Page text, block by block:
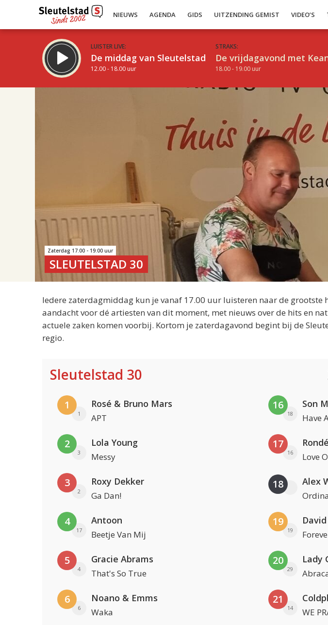
NIEUWS AGENDA GIDS UITZENDING GEMIST VIDEO’S
LUISTER LIVE:
De middag van Sleutelstad
12.00 - 18.00 uur
STRAKS:
De vrijdagavond met
18.00 - 19.00 uur
Zaterdag 17.00 - 19.00 uur
SLEUTELSTAD 30
Iedere zaterdagmiddag kun je vanaf 17.00 uur luisteren naar de grootste
aandacht voor dé artiesten van dit moment, met nieuws over de hits en
actuele zaken komen voorbij. Kortom je zaterdagavond begint bij de
regio.
Sleutelstad 30
1
1
Rosé & Bruno Mars
APT
2
3
Lola Young
Messy
3
2
Roxy Dekker
Ga Dan!
4
17
Antoon
Beetje Van Mij
5
4
Gracie Abrams
That's So True
6
6
Noano & Emms
Waka
16
18
Son
Have
17
16
Rondé
Love
18 Alex
19
19
20
29
Lady
21
14 WE